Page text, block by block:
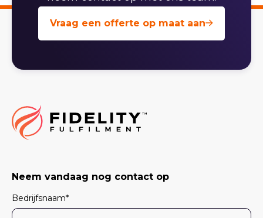
Vraag een offerte op maat aan
Neem vandaag nog contact op
Bedrijfsnaam*